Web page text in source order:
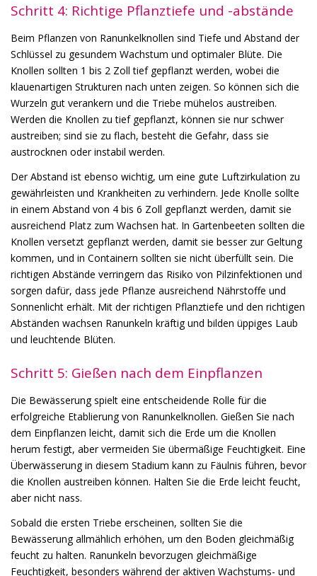
Schritt 4: Richtige Pflanztiefe und -abstände
Beim Pflanzen von Ranunkelknollen sind Tiefe und Abstand der
Schlüssel zu gesundem Wachstum und optimaler Blüte. Die
Knollen sollten 1 bis 2 Zoll tief gepflanzt werden, wobei die
klauenartigen Strukturen nach unten zeigen. So können sich die
Wurzeln gut verankern und die Triebe mühelos austreiben.
Werden die Knollen zu tief gepflanzt, können sie nur schwer
austreiben; sind sie zu flach, besteht die Gefahr, dass sie
austrocknen oder instabil werden.
Der Abstand ist ebenso wichtig, um eine gute Luftzirkulation zu
gewährleisten und Krankheiten zu verhindern. Jede Knolle sollte
in einem Abstand von 4 bis 6 Zoll gepflanzt werden, damit sie
ausreichend Platz zum Wachsen hat. In Gartenbeeten sollten die
Knollen versetzt gepflanzt werden, damit sie besser zur Geltung
kommen, und in Containern sollten sie nicht überfüllt sein. Die
richtigen Abstände verringern das Risiko von Pilzinfektionen und
sorgen dafür, dass jede Pflanze ausreichend Nährstoffe und
Sonnenlicht erhält. Mit der richtigen Pflanztiefe und den richtigen
Abständen wachsen Ranunkeln kräftig und bilden üppiges Laub
und leuchtende Blüten.
Schritt 5: Gießen nach dem Einpflanzen
Die Bewässerung spielt eine entscheidende Rolle für die
erfolgreiche Etablierung von Ranunkelknollen. Gießen Sie nach
dem Einpflanzen leicht, damit sich die Erde um die Knollen
herum festigt, aber vermeiden Sie übermäßige Feuchtigkeit. Eine
Überwässerung in diesem Stadium kann zu Fäulnis führen, bevor
die Knollen austreiben können. Halten Sie die Erde leicht feucht,
aber nicht nass.
Sobald die ersten Triebe erscheinen, sollten Sie die
Bewässerung allmählich erhöhen, um den Boden gleichmäßig
feucht zu halten. Ranunkeln bevorzugen gleichmäßige
Feuchtigkeit, besonders während der aktiven Wachstums- und